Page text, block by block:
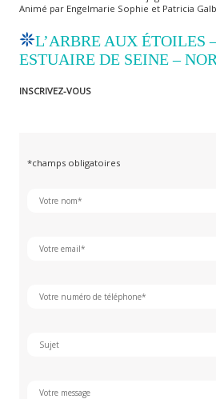
Animé par Engelmarie Sophie et Patricia
L’ARBRE AUX ÉTOILES
ESTUAIRE DE SEINE –
INSCRIVEZ-VOUS
*champs obligatoires